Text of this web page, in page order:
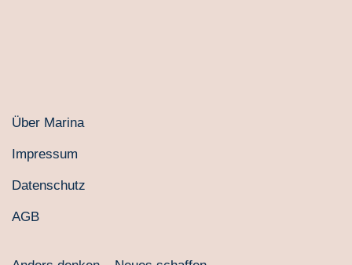
Über Marina
Impressum
Datenschutz
AGB